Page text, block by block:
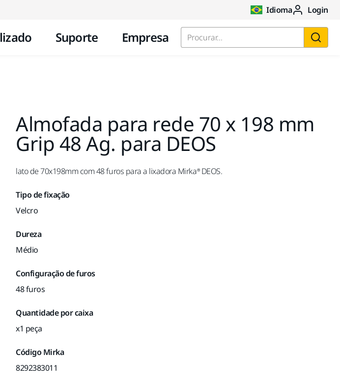
Idioma Login
Suporte Empresa Procurar...
Almofada para rede 70 x 198 mm
Grip 48 Ag. para DEOS
lato de 70x198mm com 48 furos para a lixadora Mirka® DEOS.
Tipo de fixação
Velcro
Dureza
Médio
Configuração de furos
48 furos
Quantidade por caixa
x1 peça
Código Mirka
8292383011